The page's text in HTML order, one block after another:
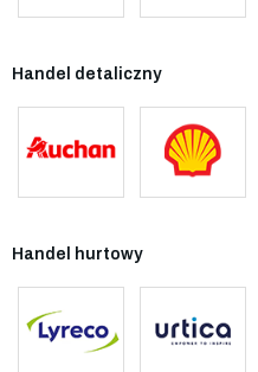
Handel detaliczny
Handel hurtowy